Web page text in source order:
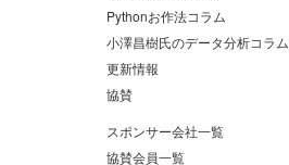
Pythonお作法コラム
小澤昌樹氏のデータ分析コラム
更新情報
協賛
スポンサー会社一覧
協賛会員一覧